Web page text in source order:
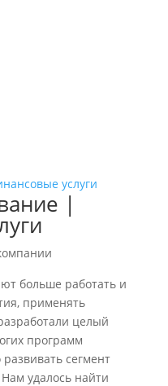
|
больше работать и
применять
целый
программ
сегмент
удалось найти